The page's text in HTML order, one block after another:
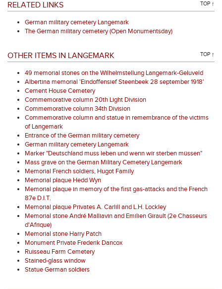
RELATED LINKS TOP ↑
German military cemetery Langemark
The German military cemetery (Open Monumentsday)
OTHER ITEMS IN LANGEMARK TOP ↑
49 memorial stones on the Wilhelmstellung Langemark-Geluveld
Albertina memorial 'Eindoffensief Steenbeek 28 september 1918'
Cement House Cemetery
Commemorative column 20th Light Division
Commemorative column 34th Division
Commemorative column and statue in remembrance of the victims
of Langemark
Entrance of the German military cemetery
German military cemetery Langemark
Marker "Deutschland muss leben und wenn wir sterben müssen"
Mass grave on the German Military Cemetery Langemark
Memorial French soldiers, Hugot Family
Memorial plaque Hedd Wyn
Memorial plaque in memory of the first gas-attacks and the French
87e D.I.T.
Memorial plaque Privates A. Carlill and L.H. Lockley
Memorial stone André Malliavin and Emilien Girault (2e Chasseurs
d'Afrique)
Memorial stone Harry Patch
Monument Private Frederik Dancox
Ruisseau Farm Cemetery
Stained-glass window
Statue German soldiers